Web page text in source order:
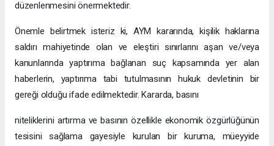
düzenlenmesini önermektedir.
Önemle belirtmek isteriz ki, AYM kararında, kişilik haklarına
saldırı mahiyetinde olan ve eleştiri sınırlarını aşan ve/veya
kanunlarında yaptırıma bağlanan suç kapsamında yer alan
haberlerin, yaptırıma tabi tutulmasının hukuk devletinin bir
gereği olduğu ifade edilmektedir. Kararda, basını
niteliklerini artırma ve basının özellikle ekonomik özgürlüğünün
tesisini sağlama gayesiyle kurulan bir kuruma, müeyyide